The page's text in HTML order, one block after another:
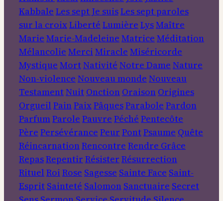
Kabbale Les sept Je suisLes sept paroles
sur la croixLiberté Lumière LysMaître
Marie Marie-Madeleine Matrice Méditation
Mélancolie Merci Miracle Miséricorde
Mystique MortNativité Notre Dame Nature
Non-violence Nouveau monde Nouveau
TestamentNuit Onction Oraison Origines
Orgueil PainPaixPâquesParabole Pardon
ParfumParole Pauvre Péché Pentecôte
Père Persévérance Peur PontPsaume Quête
RéincarnationRencontre Rendre Grâce
RepasRepentir Résister Résurrection
Rituel Roi Rose Sagesse Sainte Face Saint-
Esprit Sainteté Salomon Sanctuaire Secret